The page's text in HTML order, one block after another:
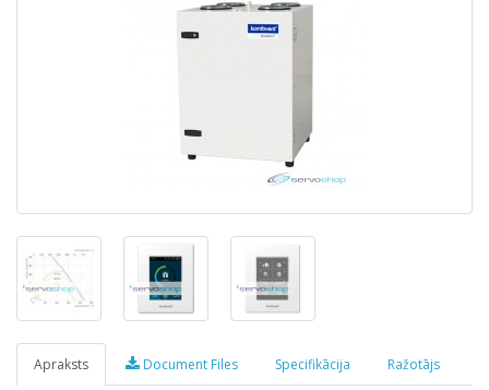
Apraksts Document Files Specifikācija Ražotājs